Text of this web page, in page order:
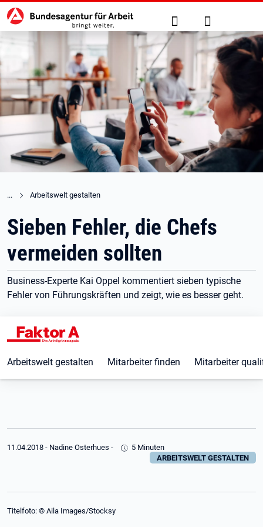
zu den Hauptinhalten springen
Hauptnavigation Suche Anmelden
Arbeitswelt gestalten
Sieben Fehler, die Chefs
vermeiden sollten
Business-Experte Kai Oppel kommentiert sieben typische
Fehler von Führungskräften und zeigt, wie es besser geht.
Arbeitswelt gestalten Mitarbeiter finden Mitarbeiter
11.04.2018 - Nadine Osterhues -
5 Minuten
ARBEITSWELT GESTALTEN
Titelfoto: © Aila Images/Stocksy